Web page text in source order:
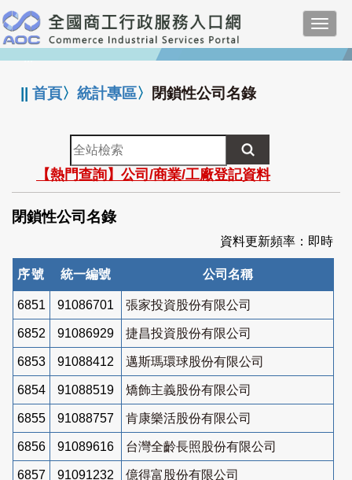
跳
到
主
要
:::
||首頁〉統計專區〉 閉鎖性公司名錄
全
站
檢
索
【熱門查詢】公司/商業/工廠登記資料
閉鎖性公司名錄
資料更新頻率：即時
序號 統一編號 公司名稱
6851 91086701 張家投資股份有限公司
6852 91086929 捷昌投資股份有限公司
6853 91088412 邁斯瑪環球股份有限公司
6854 91088519 矯飾主義股份有限公司
6855 91088757 肯康樂活股份有限公司
6856 91089616 台灣全齡長照股份有限公司
6857 91091232 億得富股份有限公司